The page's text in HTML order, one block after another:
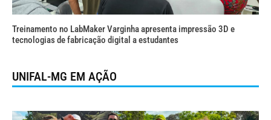
Treinamento no LabMaker Varginha apresenta impressão 3D e
tecnologias de fabricação digital a estudantes
UNIFAL-MG EM AÇÃO